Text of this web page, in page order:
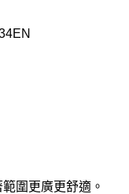
圍更廣更舒適。